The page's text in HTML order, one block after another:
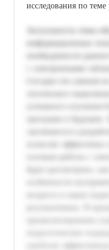
исследования по теме